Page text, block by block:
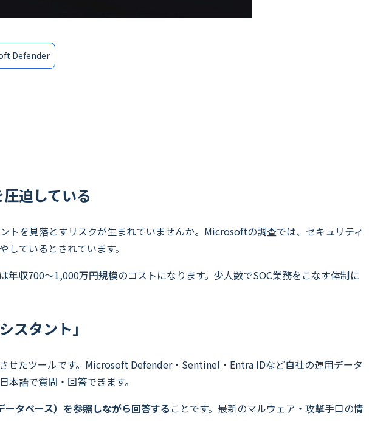
Defender
迫している
トを見落とすリスクが生まれていませんか。Microsoftの調査では、セキュリティ
ているとされています。
収700〜1,000万円規模のコストになります。少人数でSOC業務をこなす体制に
タント」
たツールです。Microsoft Defender・Sentinel・Entra IDなど自社の運用データ
語で質問・回答できます。
タベース）を参照しながら回答することです。最新のマルウェア・攻撃手口の情